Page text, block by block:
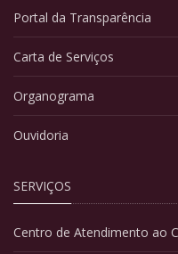
Portal da Transparência
Carta de Serviços
Organograma
Ouvidoria
SERVIÇOS
Centro de Atendimento ao